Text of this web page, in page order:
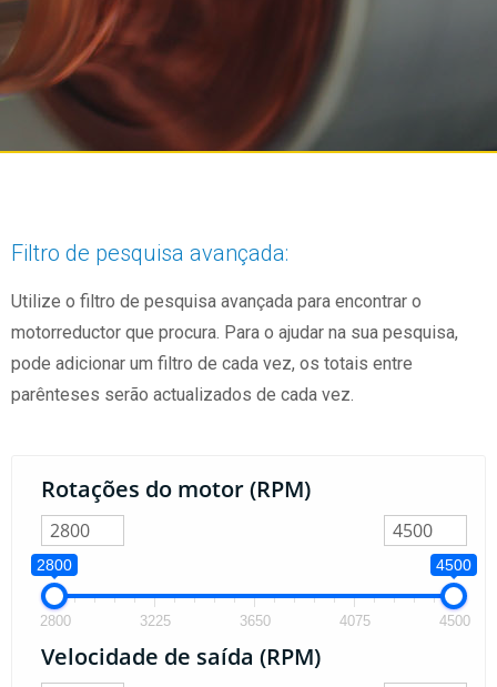
Filtro de pesquisa avançada:
Utilize o filtro de pesquisa avançada para encontrar o
motorreductor que procura. Para o ajudar na sua pesquisa,
pode adicionar um filtro de cada vez, os totais entre
parênteses serão actualizados de cada vez.
Rotações do motor (RPM)
2800 4500
2800 3225 3650 4075 4500
Velocidade de saída (RPM)